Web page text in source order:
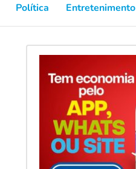
Política Entretenimento